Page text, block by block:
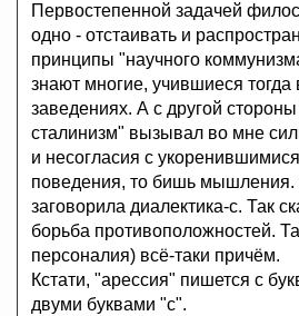
Первостепенной задачей
одно - отстаивать и
принципы "научного
знают многие, учившиеся
заведениях. А с другой
сталинизм" вызывал во мне
и несогласия с
поведения, то бишь мышления.
заговорила диалектика-с. Так
борьба противоположностей.
персоналия) всё-таки причём.
Кстати, "арессия" пишется с
двуми буквами "с".